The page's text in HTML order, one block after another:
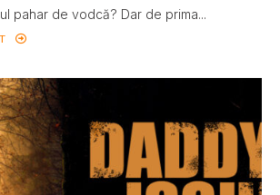
pahar de vodcă? Dar de prima...